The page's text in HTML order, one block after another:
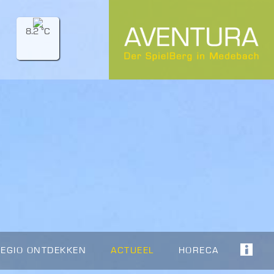
8.2 °C
ONTDEKKEN ACTUEEL HORECA